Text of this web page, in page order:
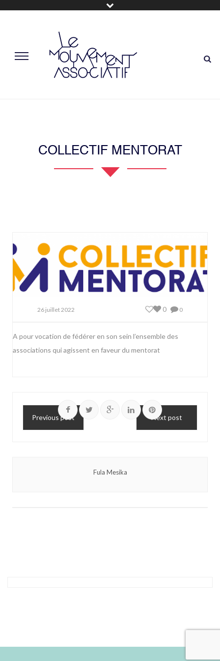
COLLECTIF MENTORAT
26 juillet 2022 0
0
A pour vocation de fédérer en son sein l’ensemble des
associations qui agissent en faveur du mentorat
Previous post Next post
Fula Mesika